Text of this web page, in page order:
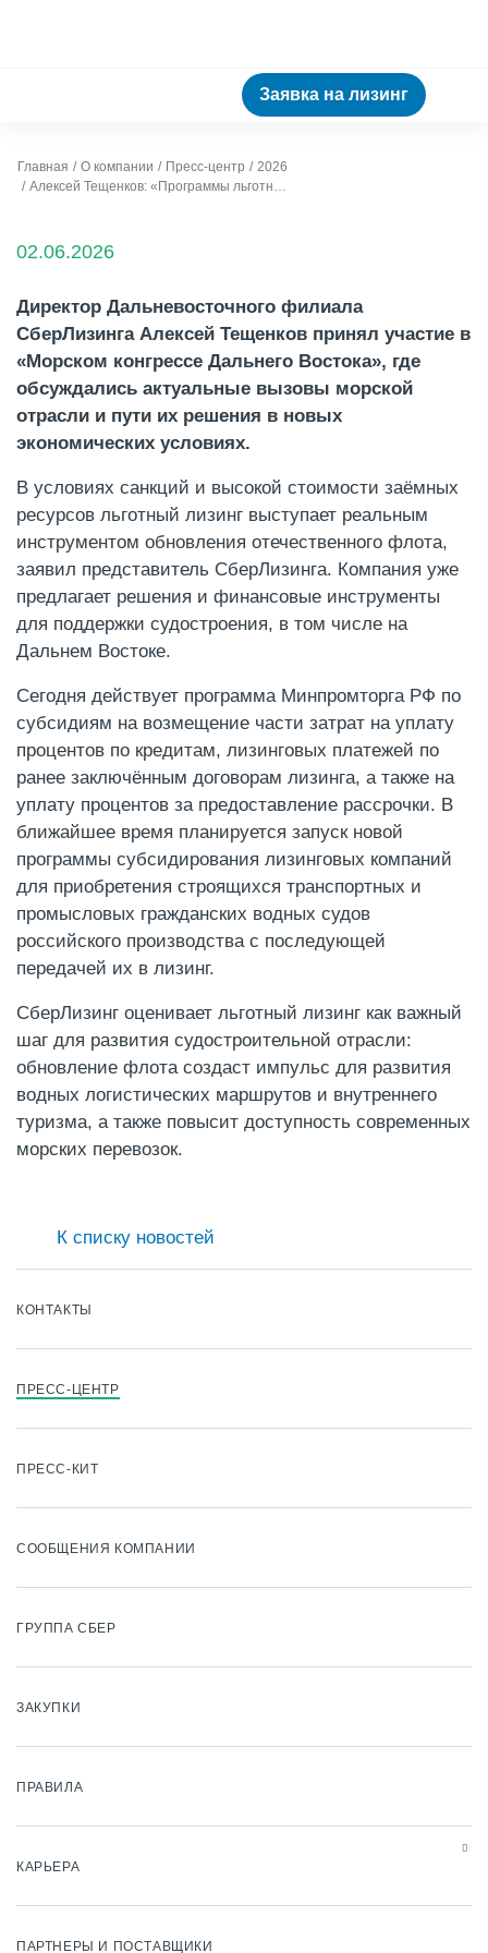
Заявка на лизинг
Главная О компании Пресс-центр
2026
Алексей Тещенков: «Программы льготного лизинга ускорят обновление флота и развитие внутреннего туризма»
КОНТАКТЫ
ПРЕСС-ЦЕНТР
ПРЕСС-КИТ
СООБЩЕНИЯ КОМПАНИИ
ГРУППА СБЕР
ЗАКУПКИ
ПРАВИЛА
КАРЬЕРА
ПАРТНЕРЫ И ПОСТАВЩИКИ
02.06.2026
Директор Дальневосточного филиала
СберЛизинга Алексей Тещенков принял участие в
«Морском конгрессе Дальнего Востока», где
обсуждались актуальные вызовы морской
отрасли и пути их решения в новых
экономических условиях.
В условиях санкций и высокой стоимости заёмных
ресурсов льготный лизинг выступает реальным
инструментом обновления отечественного флота,
заявил представитель СберЛизинга. Компания уже
предлагает решения и финансовые инструменты
для поддержки судостроения, в том числе на
Дальнем Востоке.
Сегодня действует программа Минпромторга РФ по
субсидиям на возмещение части затрат на уплату
процентов по кредитам, лизинговых платежей по
ранее заключённым договорам лизинга, а также на
уплату процентов за предоставление рассрочки. В
ближайшее время планируется запуск новой
программы субсидирования лизинговых компаний
для приобретения строящихся транспортных и
промысловых гражданских водных судов
российского производства с последующей
передачей их в лизинг.
СберЛизинг оценивает льготный лизинг как важный
шаг для развития судостроительной отрасли:
обновление флота создаст импульс для развития
водных логистических маршрутов и внутреннего
туризма, а также повысит доступность современных
морских перевозок.
К списку новостей